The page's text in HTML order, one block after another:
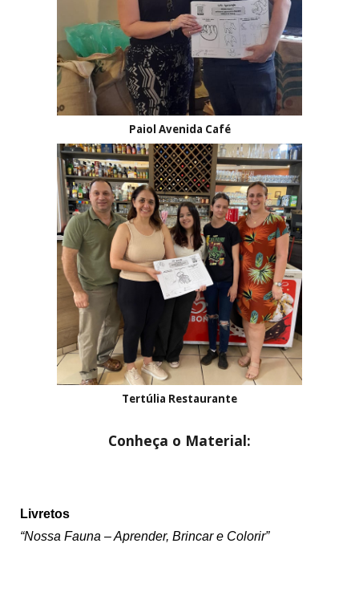
Paiol Avenida Café
Tertúlia Restaurante
Conheça o Material:
Livretos
“Nossa Fauna – Aprender, Brincar e Colorir”